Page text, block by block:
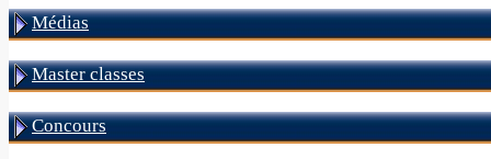
Médias
Master classes
Concours